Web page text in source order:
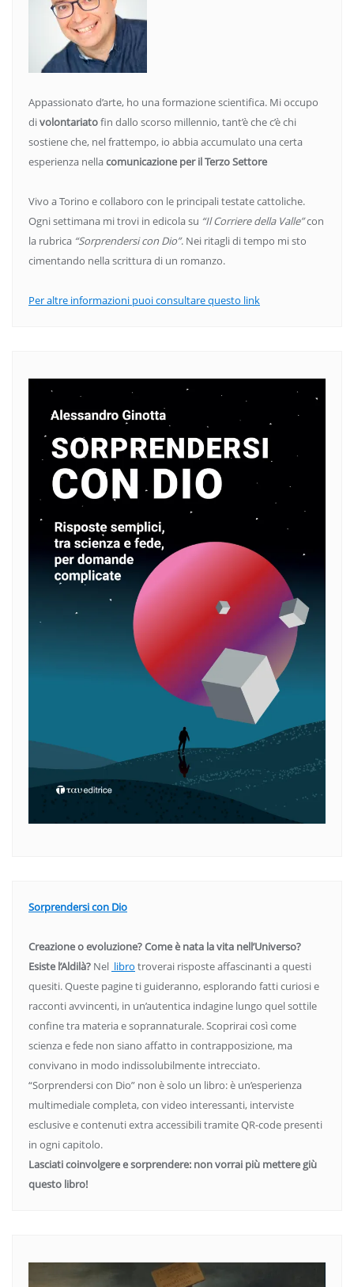
Appassionato d’arte, ho una formazione scientifica. Mi occupo
divolontariatofin dallo scorso millennio, tant’è che c’è chi
sostiene che, nel frattempo, io abbia accumulato una certa
esperienza nellacomunicazione per il Terzo Settore
Vivo a Torino e collaboro con le principali testate cattoliche.
Ogni settimana mi trovi in edicola su “Il Corriere della Valle”con
la rubrica “Sorprendersi con Dio”. Nei ritagli di tempo mi sto
cimentando nella scrittura di un romanzo.
Per altre informazioni puoi consultare questo link
Sorprendersi con Dio
Creazione o evoluzione? Come è nata la vita nell’Universo?
Esiste l’Aldilà? Nel libro troverai risposte affascinanti a questi
quesiti. Queste pagine ti guideranno, esplorando fatti curiosi e
racconti avvincenti, in un’autentica indagine lungo quel sottile
confine tra materia e soprannaturale. Scoprirai così come
scienza e fede non siano affatto in contrapposizione, ma
convivano in modo indissolubilmente intrecciato.
“Sorprendersi con Dio” non è solo un libro: è un’esperienza
multimediale completa, con video interessanti, interviste
esclusive e contenuti extra accessibili tramite QR-code presenti
in ogni capitolo.
Lasciati coinvolgere e sorprendere: non vorrai più mettere giù
questo libro!